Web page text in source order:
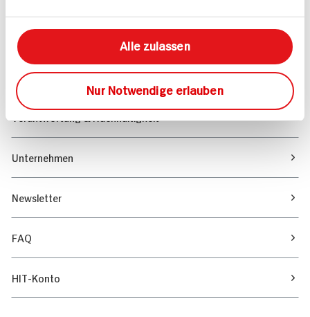
Alle zulassen
Nur Notwendige erlauben
Marktfinder
Unser Magazin
Unternehmen
Newsletter
FAQ
HIT-Konto